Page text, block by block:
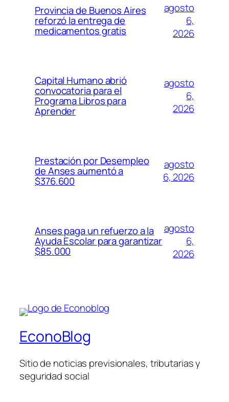
Provincia de Buenos Aires
reforzó la entrega de
medicamentos gratis
agosto
6,
2026
Capital Humano abrió
convocatoria para el
Programa Libros para
Aprender
agosto
6,
2026
Prestación por Desempleo
de Anses aumentó a
$376.600
agosto
6, 2026
Anses paga un refuerzo a la
Ayuda Escolar para garantizar
$85.000
agosto
6,
2026
EconoBlog
Sitio de noticias previsionales, tributarias y
seguridad social